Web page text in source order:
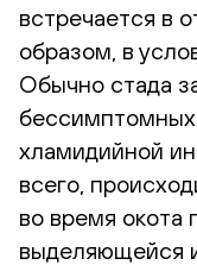
встречается в
образом, в
Обычно стада
хламидийной
всего,
во время окота
выделяющейся